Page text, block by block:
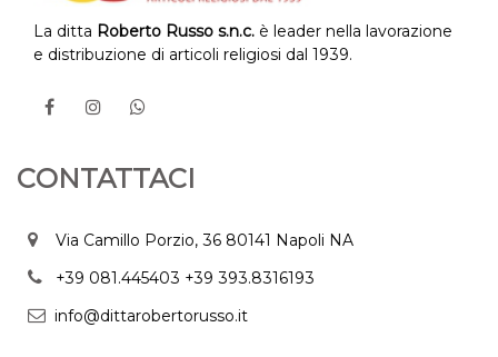
La ditta Roberto Russo s.n.c. è leader nella lavorazione
e distribuzione di articoli religiosi dal 1939.
CONTATTACI
Via Camillo Porzio, 36 80141 Napoli NA
+39 081.445403 +39 393.8316193
info@dittarobertorusso.it